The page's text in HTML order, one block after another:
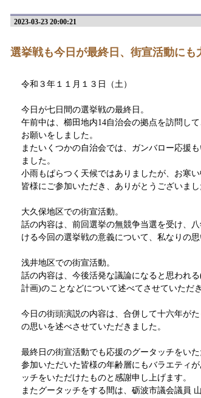
2023-03-23 20:00:21
選挙戦も今日が最終日、街宣活動にも
令和３年１１月１３日（土）
今日が七日間の選挙戦の最終日。
午前中は、櫛田地内14自治会の拠点を訪問し
お願いをしました。
またいくつかの自治会では、ガンバロー応援も
ました。
小雨もぱらつく天候ではありましたが、お寒
皆様にご参加いただき、ありがとうございまし
大久保地区での街宣活動。
話の内容は、前回選挙の無競争当選を受け、
ける今回の選挙戦の意義について、私なりの
浅井地区での街宣活動。
話の内容は、今後活発な議論になると思われ
計画)のことなどについて述べてさせていただ
今日の街頭演説の内容は、合併して十六年が
の思いを述べさせていただきました。
最終日の街宣活動でも応援のグータッチをいた
参加いただいた皆様の年齢層にもバラエティ
ッチをいただけたものと感謝申し上げます。
またグータッチをする間は、砺波市議会議員